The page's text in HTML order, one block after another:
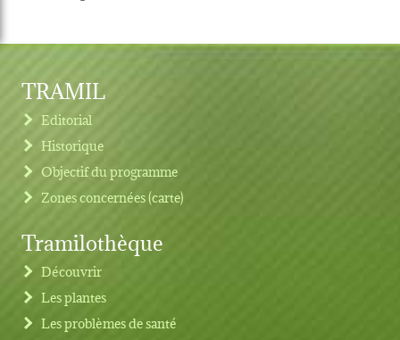
TRAMIL
Editorial
Historique
Objectif du programme
Zones concernées (carte)
Tramilothèque
Découvrir
Les plantes
Les problèmes de santé